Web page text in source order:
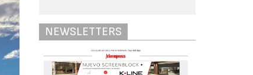
NEWSLETTERS